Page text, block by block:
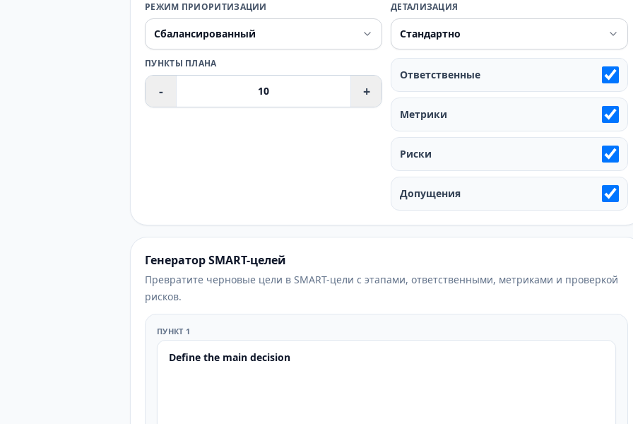
РЕЖИМ ПРИОРИТИЗАЦИИ ДЕТАЛИЗАЦИЯ
ПУНКТЫ ПЛАНА
- +
Ответственные
Метрики
Риски
Допущения
Генератор SMART-целей
Превратите черновые цели в SMART-цели с этапами, ответственными, метриками и проверкой
рисков.
ПУНКТ 1